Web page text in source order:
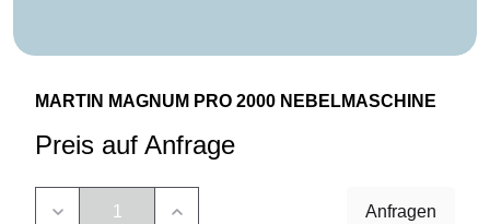
MARTIN MAGNUM PRO 2000 NEBELMASCHINE
Preis auf Anfrage
Anfragen